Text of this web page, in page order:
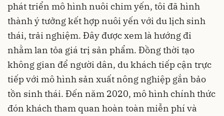
phát triển mô hình nuôi chim yến, tôi đã hình
thành ý tưởng kết hợp nuôi yến với du lịch sinh
thái, trải nghiệm. Đây được xem là hướng đi
nhằm lan tỏa giá trị sản phẩm. Đồng thời tạo
không gian để người dân, du khách tiếp cận trực
tiếp với mô hình sản xuất nông nghiệp gắn bảo
tồn sinh thái. Đến năm 2020, mô hình chính thức
đón khách tham quan hoàn toàn miễn phí và